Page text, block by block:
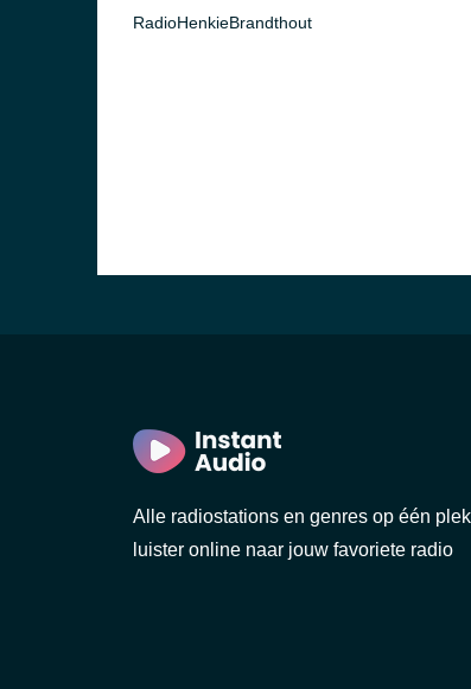
RadioHenkieBrandthout
Alle radiostations en genres op één
luister online naar jouw favoriete radio